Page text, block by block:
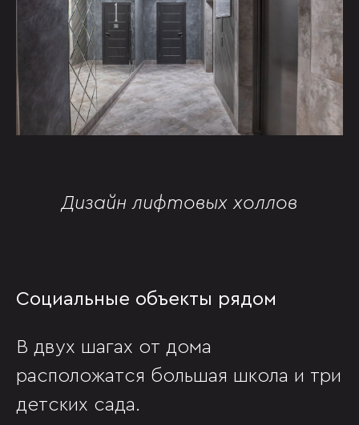
Дизайн лифтовых холлов
Социальные объекты рядом
В двух шагах от дома
расположатся большая школа и три
детских сада.